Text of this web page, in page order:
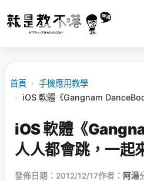
首頁 › 手機應用教學
› iOS 軟體《Gangnam
iOS 軟體《
人人都會跳，一起
發佈日期：2012/12/17作者： 阿湯